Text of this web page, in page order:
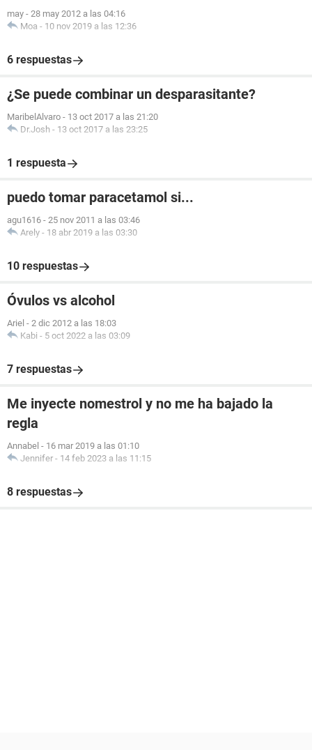
may - 28 may 2012 a las 04:16
Moa - 10 nov 2019 a las 12:36
6 respuestas
¿Se puede combinar un desparasitante?
MaribelAlvaro - 13 oct 2017 a las 21:20
Dr.Josh - 13 oct 2017 a las 23:25
1 respuesta
puedo tomar paracetamol si...
agu1616 - 25 nov 2011 a las 03:46
Arely - 18 abr 2019 a las 03:30
10 respuestas
Óvulos vs alcohol
Ariel - 2 dic 2012 a las 18:03
Kabi - 5 oct 2022 a las 03:09
7 respuestas
Me inyecte nomestrol y no me ha bajado la
regla
Annabel - 16 mar 2019 a las 01:10
Jennifer - 14 feb 2023 a las 11:15
8 respuestas